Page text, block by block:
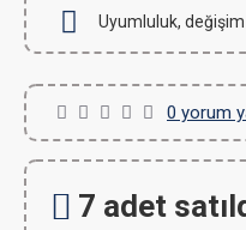
Uyumluluk,
0 yorum
7 adet